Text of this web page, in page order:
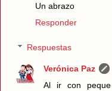
Un abrazo
Responder
Respuestas
Verónica Paz
Al ir con peque